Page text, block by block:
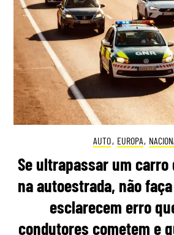
AUTO, EUROPA,
Se ultrapassar um carro
na autoestrada, não
esclarecem erro
condutores cometem e